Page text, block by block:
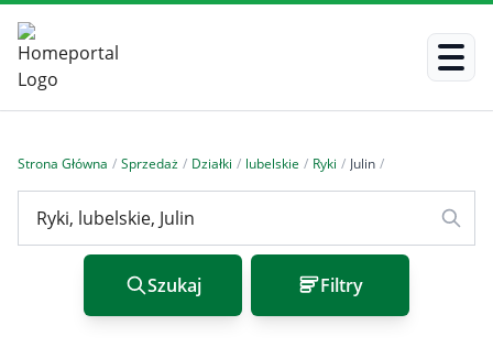
Strona Główna / Sprzedaż / Działki / lubelskie / Ryki / Julin /
Szukaj Filtry